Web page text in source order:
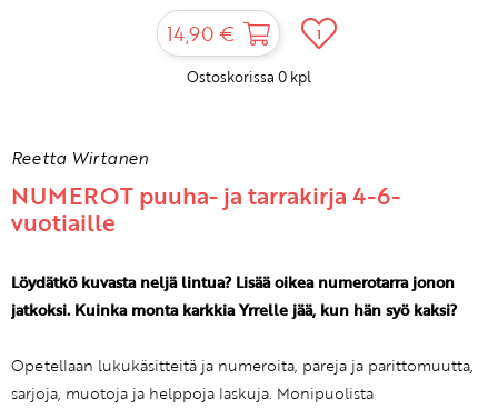
14,90 € 1
Ostoskorissa 0 kpl
Reetta Wirtanen
NUMEROT puuha- ja tarrakirja 4-6-
vuotiaille
Löydätkö kuvasta neljä lintua? Lisää oikea numerotarra jonon
jatkoksi. Kuinka monta karkkia Yrrelle jää, kun hän syö kaksi?
Opetellaan lukukäsitteitä ja numeroita, pareja ja parittomuutta,
sarjoja, muotoja ja helppoja laskuja. Monipuolista